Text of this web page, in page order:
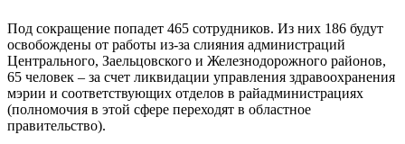
Под сокращение попадет 465 сотрудников. Из них 186 будут
освобождены от работы из-за слияния администраций
Центрального, Заельцовского и Железнодорожного районов,
65 человек – за счет ликвидации управления здравоохранения
мэрии и соответствующих отделов в райадминистрациях
(полномочия в этой сфере переходят в областное
правительство).